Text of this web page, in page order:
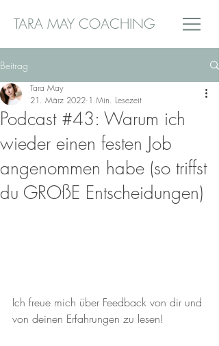
TARA MAY COACHING
Beitrag
Podcast #43: Warum ich
wieder einen festen Job
angenommen habe (so triffst
du GROßE Entscheidungen)
Tara May
21. März 2022 1 Min. Lesezeit
Ich freue mich über Feedback von dir und
von deinen Erfahrungen zu lesen!